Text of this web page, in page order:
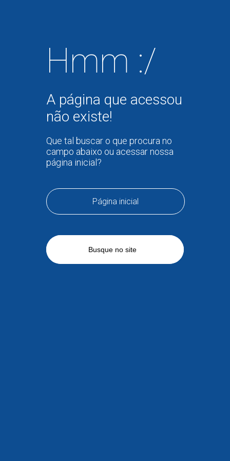
Hmm :/
A página que acessou
não existe!
Que tal buscar o que procura no
campo abaixo ou acessar nossa
página inicial?
Página inicial